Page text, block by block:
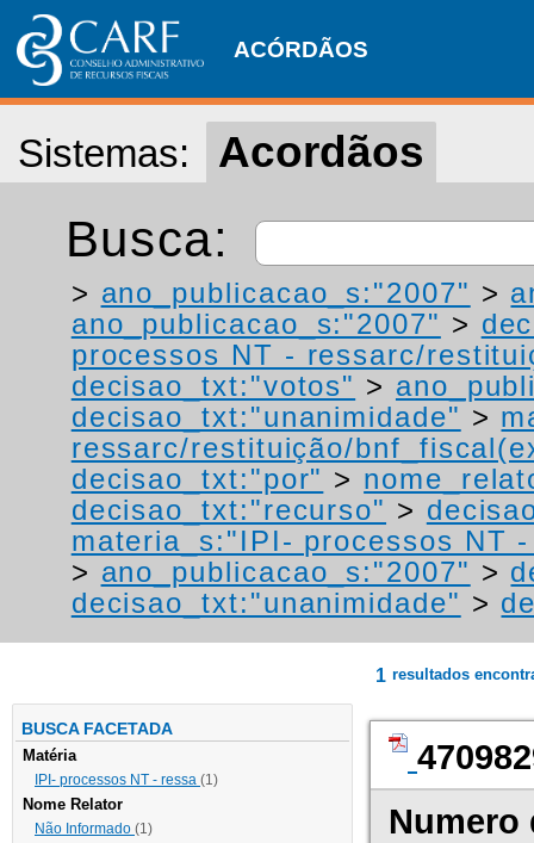
ACÓRDÃOS
Sistemas: Acordãos
Busca:
> ano_publicacao_s:"2007" >
ano_publicacao_s:"2007" >
processos NT - ressarc/
decisao_txt:"votos" >
decisao_txt:"unanimidade" >
ressarc/restituição/
decisao_txt:"por" >
decisao_txt:"recurso" >
materia_s:"IPI- processos NT
> ano_publicacao_s:"2007" >
decisao_txt:"unanimidade" >
BUSCA FACETADA
Matéria
IPI- processos NT - ressa (1)
Nome Relator
Não Informado (1)
1 resultados
Numero